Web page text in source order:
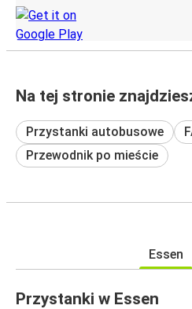
Na tej stronie
Przystanki autobusowe
Przewodnik po mieście
Essen
Przystanki w Essen